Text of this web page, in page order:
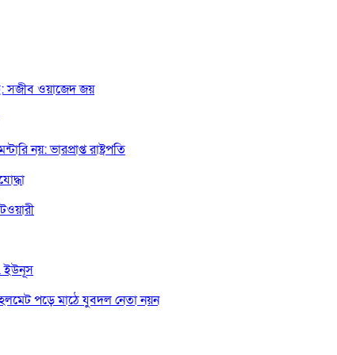
সজীব ওয়াজেদ জয়
নয়: ভারপ্রাপ্ত রাষ্ট্রপতি
ইউনূস
পড়ে মাঠে যুবদল নেতা নয়ন